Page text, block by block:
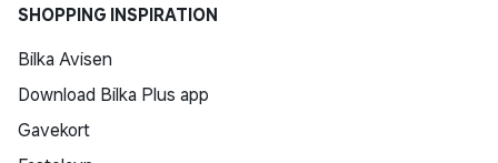
SHOPPING INSPIRATION
Bilka Avisen
Download Bilka Plus app
Gavekort